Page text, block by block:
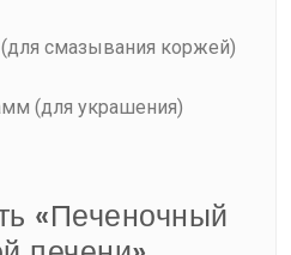
смазывания коржей)
(для украшения)
«Печеночный